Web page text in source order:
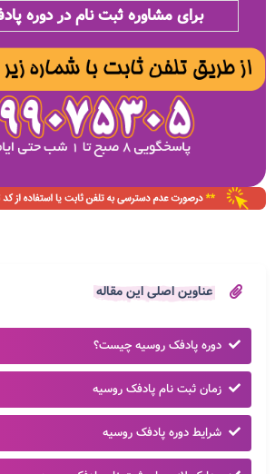
برای مشاوره ثبت نام در دوره
عناوین اصلی این مقاله
دوره پادفک روسیه چیست؟
زمان ثبت نام پادفک روسیه
شرایط دوره پادفک روسیه